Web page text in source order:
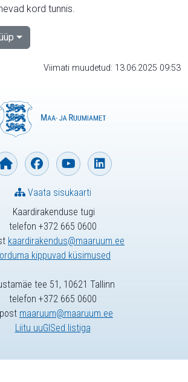
kord tunnis.
Viimati muudetud: 13.06.2025 09:53
Kaardirakenduse tugi
telefon +372 665 0600
kaardirakendus@maaruum.ee
kippuvad küsimused
Vaata sisukaarti
tee 51, 10621 Tallinn
telefon +372 665 0600
maaruum@maaruum.ee
Liitu uuGISed listiga